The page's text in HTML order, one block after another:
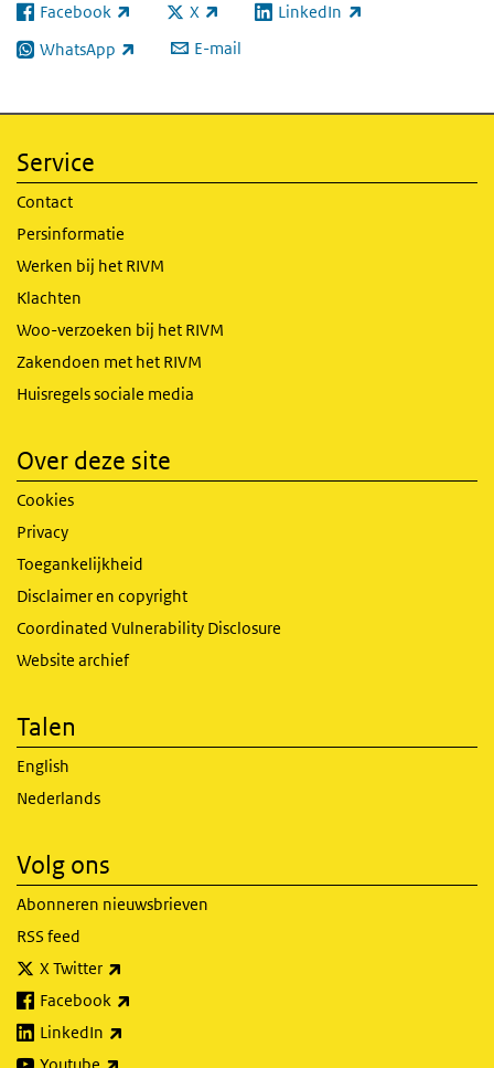
Facebook
(externe link) X
(externe link) LinkedIn
(externe link)
WhatsApp
(externe link) E-mail
Service
Contact
Persinformatie
Werken bij het RIVM
Klachten
Woo-verzoeken bij het RIVM
Zakendoen met het RIVM
Huisregels sociale media
Over deze site
Cookies
Privacy
Toegankelijkheid
Disclaimer en copyright
Coordinated Vulnerability Disclosure
Website archief
Talen
English
Nederlands
Volg ons
Abonneren nieuwsbrieven
RSS feed
X Twitter
Facebook
LinkedIn